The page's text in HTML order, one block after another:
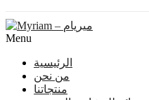
Menu
الرئيسية
من نحن
منتجاتنا